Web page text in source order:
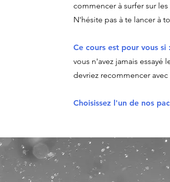
commencer à surfer sur les
N'hésite pas à te lancer à
Ce cours est pour vous si :
vous n'avez jamais essayé
devriez recommencer avec
Choisissez l'un de nos